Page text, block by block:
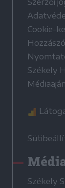
Szerzői
Cookie-
Székely
Székely